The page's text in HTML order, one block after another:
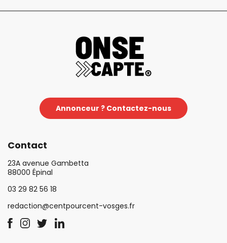
Annonceur ? Contactez-nous
Contact
23A avenue Gambetta
88000 Épinal
03 29 82 56 18
redaction@centpourcent-vosges.fr